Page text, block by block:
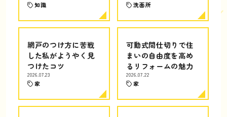
知識 洗面所
網戸のつけ方に苦戦
した私がようやく見
つけたコツ
2026.07.23
家
可動式間仕切りで住
まいの自由度を高め
るリフォームの魅力
2026.07.22
家